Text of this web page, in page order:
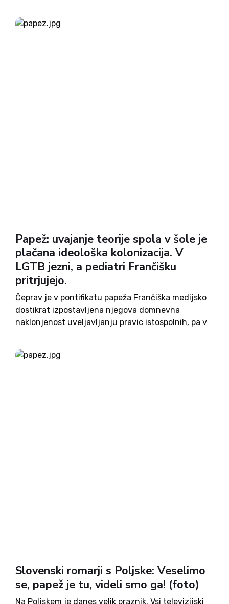
vzhodu, pa ideologi ISIS za to navajajo povsem
druge razloge. V svoji uradni reviji Dabiq...
Papež: uvajanje teorije spola v šole je
plačana ideološka kolonizacija. V
LGTB jezni, a pediatri Frančišku
pritrjujejo.
Čeprav je v pontifikatu papeža Frančiška medijsko
dostikrat izpostavljena njegova domnevna
naklonjenost uveljavljanju pravic istospolnih, pa v
dejansko sledi cerkvenim dogmam in ne kaže
namere po njihovem spreminjanju. S trdim
Slovenski romarji s Poljske: Veselimo
se, papež je tu, videli smo ga! (foto)
Na Poljskem je danes velik praznik. Vsi televizijski